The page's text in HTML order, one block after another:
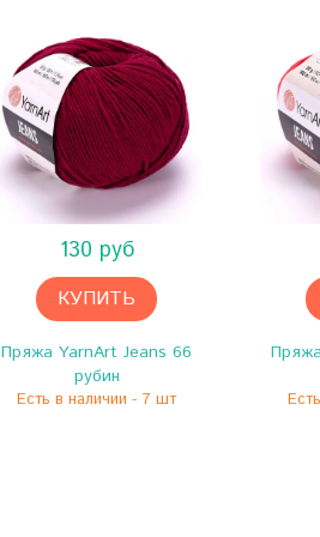
130 руб
КУПИТЬ
Пряжа YarnArt Jeans 66
рубин
Есть в наличии - 7 шт